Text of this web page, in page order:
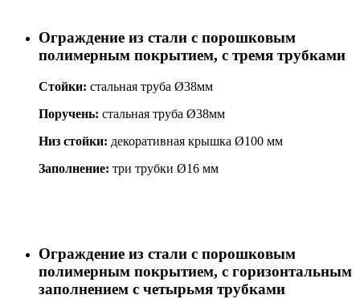
Ограждение из стали с порошковым
полимерным покрытием, с тремя трубками
Стойки: стальная труба Ø38мм
Поручень: стальная труба Ø38мм
Низ стойки: декоративная крышка Ø100 мм
Заполнение: три трубки Ø16 мм
Ограждение из стали с порошковым
полимерным покрытием, с горизонтальным
заполнением с четырьмя трубками